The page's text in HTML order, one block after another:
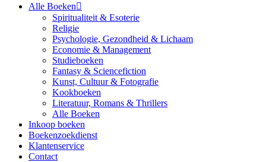
Alle Boeken
Spiritualiteit & Esoterie
Religie
Psychologie, Gezondheid & Lichaam
Economie & Management
Studieboeken
Fantasy & Sciencefiction
Kunst, Cultuur & Fotografie
Kookboeken
Literatuur, Romans & Thrillers
Alle Boeken
Inkoop boeken
Boekenzoekdienst
Klantenservice
Contact